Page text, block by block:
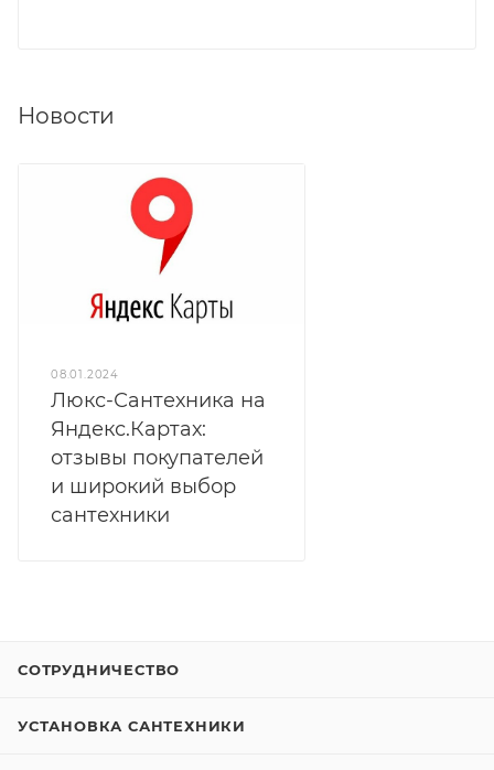
Новости
08.01.2024
Люкс-Сантехника на
Яндекс.Картах:
отзывы покупателей
и широкий выбор
сантехники
СОТРУДНИЧЕСТВО
УСТАНОВКА САНТЕХНИКИ